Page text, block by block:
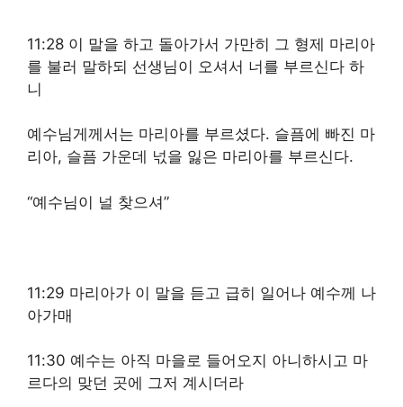
11:28 이 말을 하고 돌아가서 가만히 그 형제 마리아
를 불러 말하되 선생님이 오셔서 너를 부르신다 하
니
예수님게께서는 마리아를 부르셨다. 슬픔에 빠진 마
리아, 슬픔 가운데 넋을 잃은 마리아를 부르신다.
“예수님이 널 찾으셔”
11:29 마리아가 이 말을 듣고 급히 일어나 예수께 나
아가매
11:30 예수는 아직 마을로 들어오지 아니하시고 마
르다의 맞던 곳에 그저 계시더라